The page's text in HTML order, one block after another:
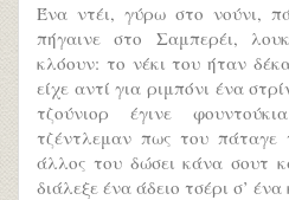
Ένα ντέι, γύρω στο νούνι,
πήγαινε στο Σαμπερέι,
κλόουν: το νέκι του ήταν
είχε αντί για ριμπόνι ένα
τζούνιορ έγινε
τζέντλεμαν πως του
άλλος του δώσει κάνα σουτ
διάλεξε ένα άδειο τσέρι σ’